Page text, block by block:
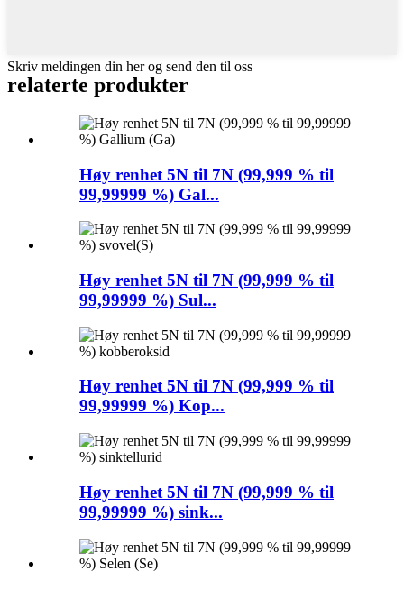
Skriv meldingen din her og send den til oss
relaterte produkter
Høy renhet 5N til 7N (99,999 % til
99,99999 %) Gal...
Høy renhet 5N til 7N (99,999 % til
99,99999 %) Sul...
Høy renhet 5N til 7N (99,999 % til
99,99999 %) Kop...
Høy renhet 5N til 7N (99,999 % til
99,99999 %) sink...